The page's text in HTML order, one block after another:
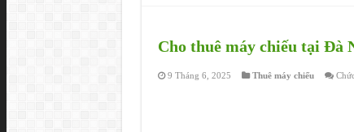
Cho thuê máy chiếu tại Đà
9 Tháng 6, 2025 Thuê máy chiếu